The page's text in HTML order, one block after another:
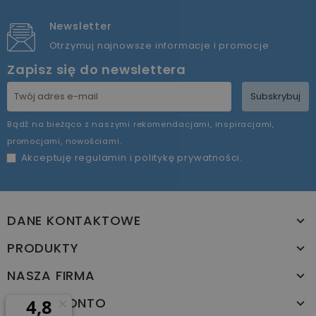
Newsletter
Otrzymuj najnowsze informacje i promocje
Zapisz się do newslettera
Subskrybuj
Bądź na bieżąco z naszymi rekomendacjami, inspiracjami,
promocjami, nowościami.
Akceptuję regulamin i politykę prywatności.
DANE KONTAKTOWE
PRODUKTY
NASZA FIRMA
TWOJE KONTO